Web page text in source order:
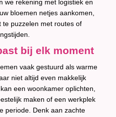
we rekening met logistiek en
bloemen netjes aankomen,
te puzzelen met routes of
bij elk moment
vaak gestuurd als warme
niet altijd even makkelijk
een woonkamer oplichten,
maken of een werkplek
periode. Denk aan zachte